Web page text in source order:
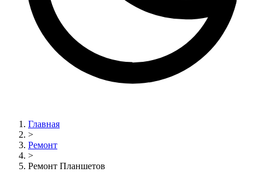
Главная
>
Ремонт
>
Ремонт Планшетов